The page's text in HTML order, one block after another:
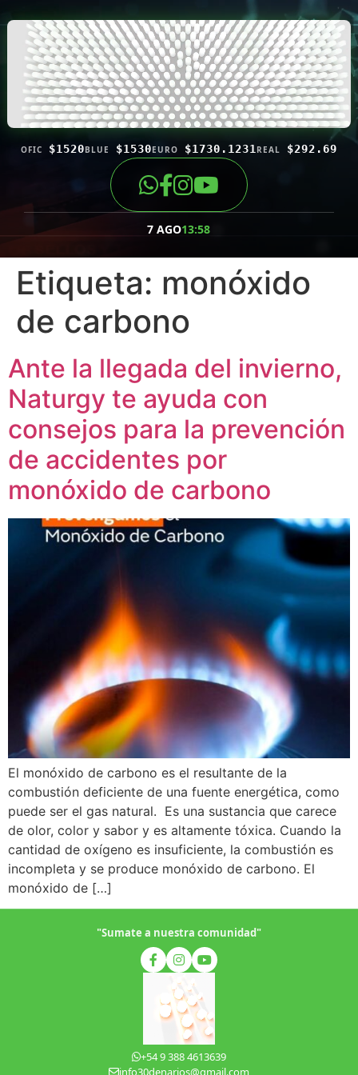
OFIC $1520BLUE $1530EURO $1730.1231 REAL $292.69
7 AGO13:58
Etiqueta: monóxido
de carbono
Ante la llegada del invierno,
Naturgy te ayuda con
consejos para la prevención
de accidentes por
monóxido de carbono
El monóxido de carbono es el resultante de la
combustión deficiente de una fuente energética, como
puede ser el gas natural. Es una sustancia que carece
de olor, color y sabor y es altamente tóxica. Cuando la
cantidad de oxígeno es insuficiente, la combustión es
incompleta y se produce monóxido de carbono. El
monóxido de […]
"Sumate a nuestra comunidad"
+54 9 388 4613639
info30denarios@gmail.com